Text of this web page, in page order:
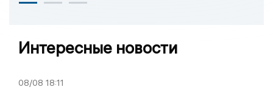
Интересные новости
08/08 18:11